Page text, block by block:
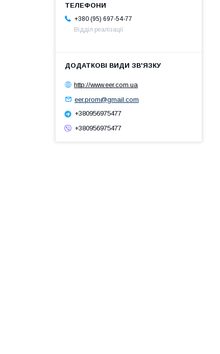
+380 (95) 697-54-77
Відділ реалізації
http://www.eer.com.ua
eer.prom@gmail.com
+380956975477
+380956975477